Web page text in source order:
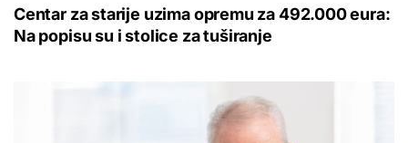
Centar za starije uzima opremu za 492.000 eura:
Na popisu su i stolice za tuširanje